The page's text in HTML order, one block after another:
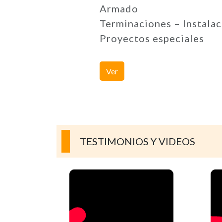
Armado
Terminaciones –
Proyectos especiales
Ver
TESTIMONIOS Y VIDEOS